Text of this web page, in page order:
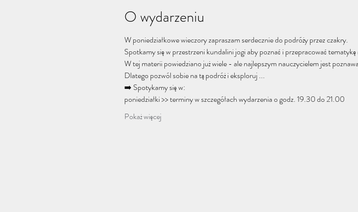
O wydarzeniu
W poniedziałkowe wieczory zapraszam serdecznie do podróży przez czakry.
Spotkamy się w przestrzeni kundalini jogi aby poznać i przepracować
W tej materii powiedziano już wiele - ale najlepszym nauczycielem jest
Dlatego pozwól sobie na tą podróż i eksploruj ...
➡️ Spotykamy się w:
poniedziałki >> terminy w szczegółach wydarzenia o godz. 19.30 do 21.00
Pokaż więcej